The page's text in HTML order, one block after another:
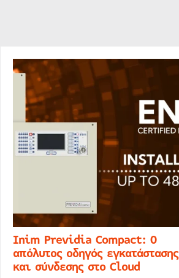
Inim Previdia Compact: Ο
απόλυτος οδηγός εγκατάστασης
και σύνδεσης στο Cloud